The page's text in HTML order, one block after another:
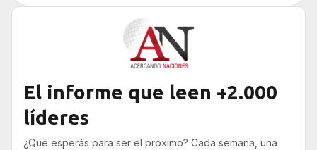
El informe que leen +2.000
líderes
¿Qué esperás para ser el próximo? Cada semana, una